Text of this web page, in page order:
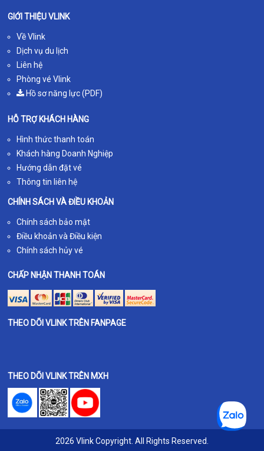
GIỚI THIỆU VLINK
Về Vlink
Dịch vụ du lịch
Liên hệ
Phòng vé Vlink
Hồ sơ năng lực (PDF)
HỖ TRỢ KHÁCH HÀNG
Hình thức thanh toán
Khách hàng Doanh Nghiệp
Hướng dẫn đặt vé
Thông tin liên hệ
CHÍNH SÁCH VÀ ĐIỀU KHOẢN
Chính sách bảo mật
Điều khoản và Điều kiện
Chính sách hủy vé
CHẤP NHẬN THANH TOÁN
THEO DÕI VLINK TRÊN FANPAGE
THEO DÕI VLINK TRÊN MXH
2026 Vlink Copyright. All Rights Reserved.